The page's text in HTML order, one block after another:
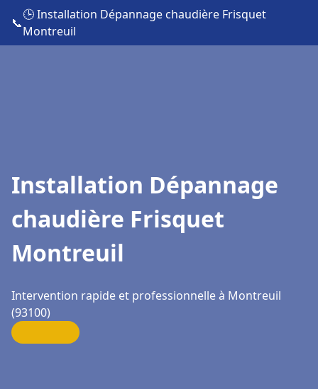
📞
🕒 Installation Dépannage chaudière Frisquet
Montreuil
Installation Dépannage
chaudière Frisquet
Montreuil
Intervention rapide et professionnelle à Montreuil
(93100)